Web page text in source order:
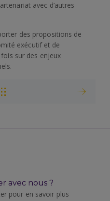
avec d’autres
des propositions de
exécutif et de
sur des enjeux
avec nous ?
pour en savoir plus